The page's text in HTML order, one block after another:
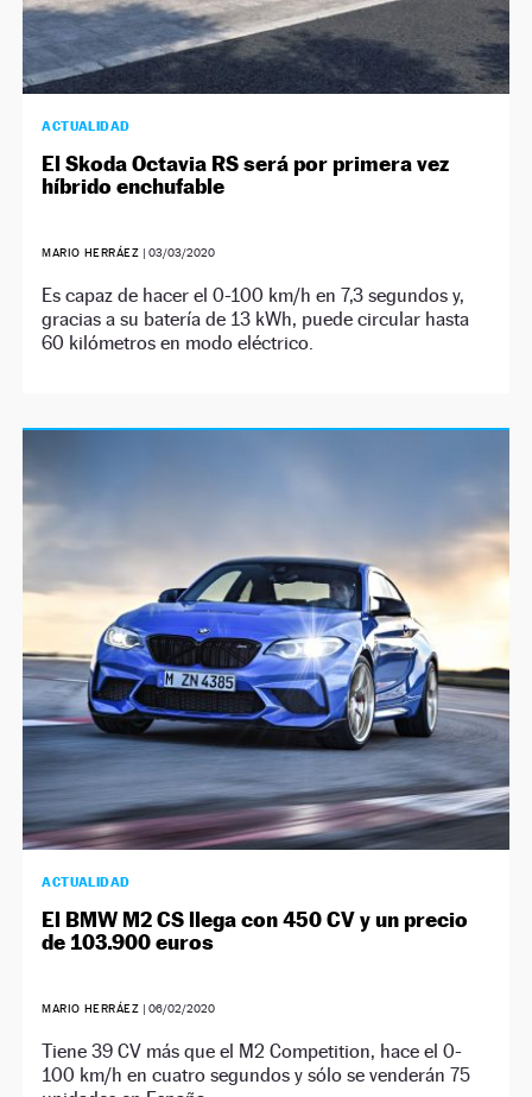
ACTUALIDAD
El Skoda Octavia RS será por primera vez
híbrido enchufable
MARIO HERRÁEZ | 03/03/2020
Es capaz de hacer el 0-100 km/h en 7,3 segundos y,
gracias a su batería de 13 kWh, puede circular hasta
60 kilómetros en modo eléctrico.
ACTUALIDAD
El BMW M2 CS llega con 450 CV y un precio
de 103.900 euros
MARIO HERRÁEZ | 06/02/2020
Tiene 39 CV más que el M2 Competition, hace el 0-
100 km/h en cuatro segundos y sólo se venderán 75